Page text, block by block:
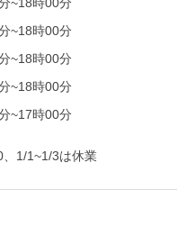
~18時00分
~18時00分
~18時00分
~17時00分
1/1~1/3は休業